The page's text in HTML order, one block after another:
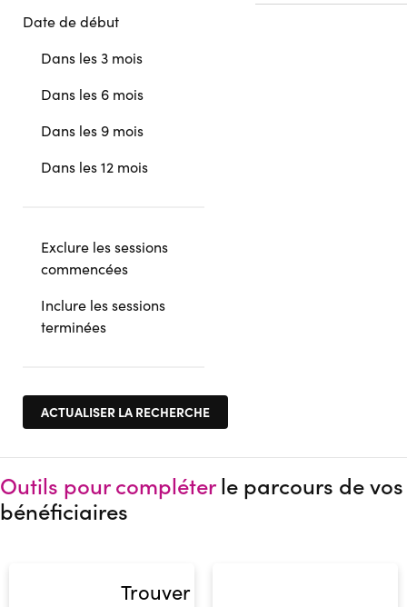
Date de début
Dans les 3 mois
Dans les 6 mois
Dans les 9 mois
Dans les 12 mois
Exclure les sessions
commencées
Inclure les sessions
terminées
Outils pour compléterle parcours de vos
bénéficiaires
Trouver